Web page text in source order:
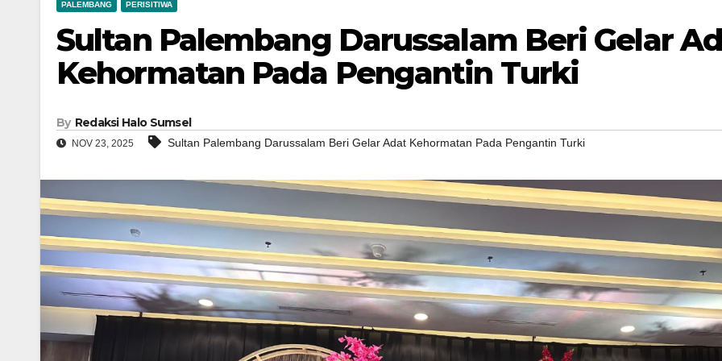
PALEMBANG PERISITIWA
Sultan Palembang Darussalam Beri Gelar
Kehormatan Pada Pengantin Turki
By Redaksi Halo Sumsel
NOV 23, 2025 Sultan Palembang Darussalam Beri Gelar Adat Kehormatan Pada Pengantin Turki